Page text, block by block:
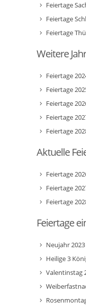
Feiertage
Feiertage
Feiertage
Weitere
Feiertage
Feiertage
Feiertage
Feiertage
Feiertage
Aktuelle
Feiertage
Feiertage
Feiertage
Feiertage
Neujahr 2023
Heilige 3
Valentinstag